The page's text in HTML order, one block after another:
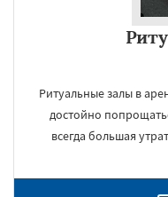
Ритуальные залы в
достойно
всегда большая